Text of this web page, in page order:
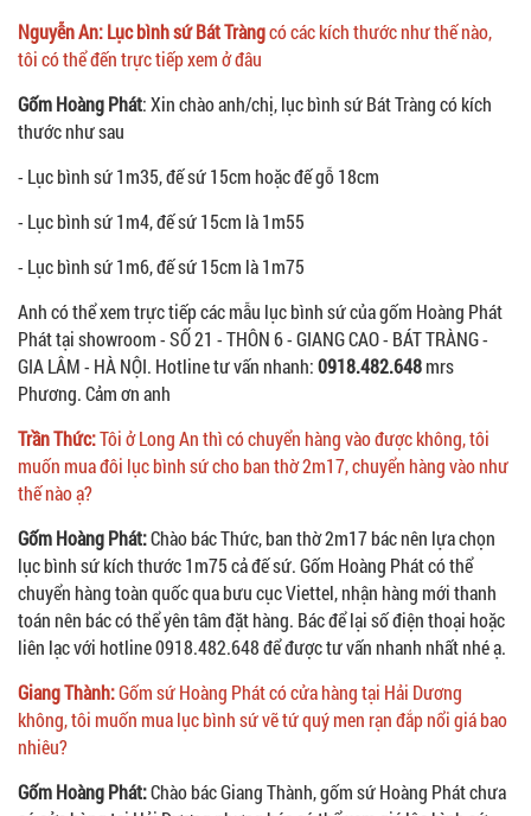
Nguyễn An: Lục bình sứ Bát Tràngcó các kích thước như thế nào,
tôi có thể đến trực tiếp xem ở đâu
Gốm Hoàng Phát: Xin chào anh/chị, lục bình sứ Bát Tràng có kích
thước như sau
- Lục bình sứ 1m35, đế sứ 15cm hoặc đế gỗ 18cm
- Lục bình sứ 1m4, đế sứ 15cm là 1m55
- Lục bình sứ 1m6, đế sứ 15cm là 1m75
Anh có thể xem trực tiếp các mẫu lục bình sứ của gốm Hoàng Phát
Phát tại showroom - SỐ 21 - THÔN 6 - GIANG CAO - BÁT TRÀNG -
GIA LÂM - HÀ NỘI. Hotline tư vấn nhanh:0918.482.648mrs
Phương. Cảm ơn anh
Trần Thức:Tôi ở Long An thì có chuyển hàng vào được không, tôi
muốn mua đôi lục bình sứ cho ban thờ 2m17, chuyển hàng vào như
thế nào ạ?
Gốm Hoàng Phát:Chào bác Thức, ban thờ 2m17 bác nên lựa chọn
lục bình sứ kích thước 1m75 cả đế sứ. Gốm Hoàng Phát có thể
chuyển hàng toàn quốc qua bưu cục Viettel, nhận hàng mới thanh
toán nên bác có thể yên tâm đặt hàng. Bác để lại số điện thoại hoặc
liên lạc với hotline 0918.482.648 để được tư vấn nhanh nhất nhé ạ.
Giang Thành:Gốm sứ Hoàng Phát có cửa hàng tại Hải Dương
không, tôi muốn mua lục bình sứ vẽ tứ quý men rạn đắp nổi giá bao
nhiêu?
Gốm Hoàng Phát:Chào bác Giang Thành, gốm sứ Hoàng Phát chưa